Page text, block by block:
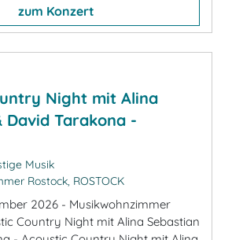
zum Konzert
Night mit Alina
David Tarakona -
Musik
Rostock, ROSTOCK
2026 - Musikwohnzimmer
Country Night mit Alina Sebastian